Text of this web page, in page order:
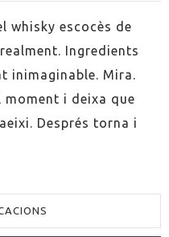
whisky escocès de
Ingredients
inimaginable. Mira.
moment i deixa que
Després torna i